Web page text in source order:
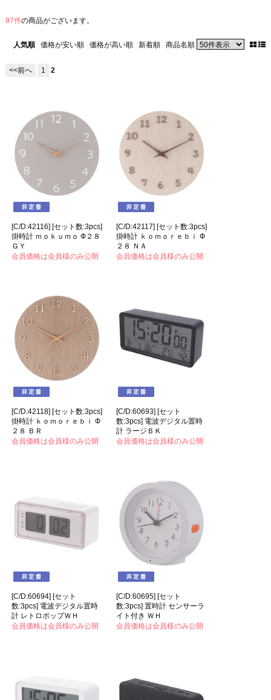
97件の商品がございます。
人気順 価格が安い順 価格が高い順 新着順 商品名順
<<前へ 1 2
[C/D:42116] [セット数:3pcs]
掛時計 ｍｏｋｕｍｏ Ф２８
ＧＹ
会員価格は会員様のみ公開
[C/D:42117] [セット数:3pcs]
掛時計 ｋｏｍｏｒｅｂｉ Ф
２８ ＮＡ
会員価格は会員様のみ公開
[C/D:42118] [セット数:3pcs]
掛時計 ｋｏｍｏｒｅｂｉ Ф
２８ ＢＲ
会員価格は会員様のみ公開
[C/D:60693] [セット
数:3pcs] 電波デジタル置時
計 ラージＢＫ
会員価格は会員様のみ公開
[C/D:60694] [セット
数:3pcs] 電波デジタル置時
計 レトロポップＷＨ
会員価格は会員様のみ公開
[C/D:60695] [セット
数:3pcs] 置時計 センサーラ
イト付き ＷＨ
会員価格は会員様のみ公開